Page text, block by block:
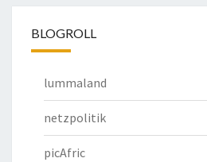
BLOGROLL
lummaland
netzpolitik
picAfric